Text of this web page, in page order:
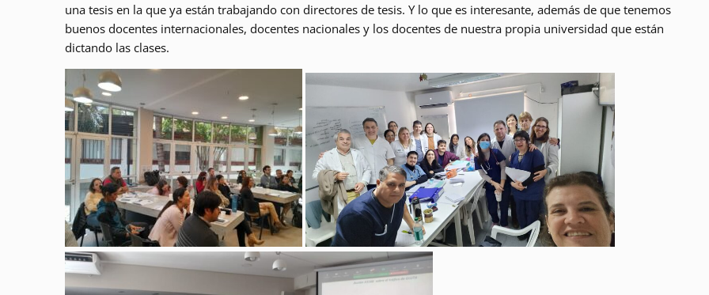
una tesis en la que ya están trabajando con directores de tesis. Y lo que es interesante, además de que tenemos
buenos docentes internacionales, docentes nacionales y los docentes de nuestra propia universidad que están
dictando las clases.